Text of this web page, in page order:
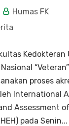
Humas FK
proses
International
Assessment
pada Senin...